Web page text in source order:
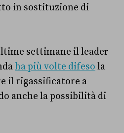
in sostituzione di
settimane il leader
ha più volte difeso la
il rigassificatore a
anche la possibilità di